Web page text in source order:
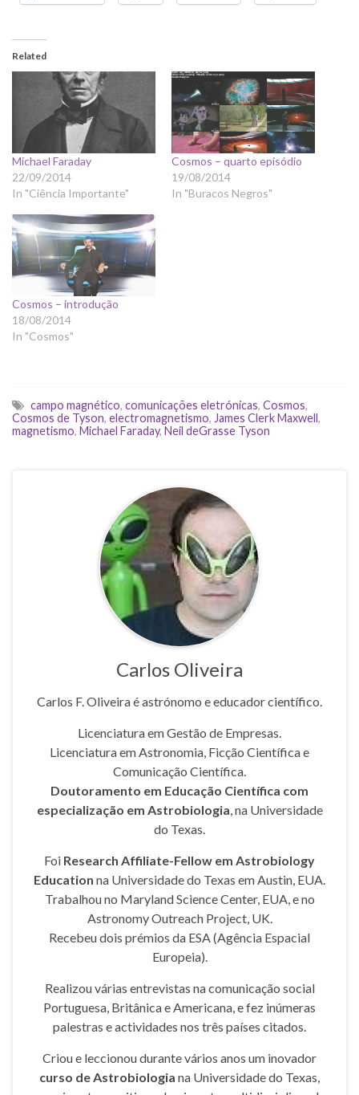
Related
Michael Faraday
22/09/2014
In "Ciência Importante"
Cosmos – quarto episódio
19/08/2014
In "Buracos Negros"
Cosmos – introdução
18/08/2014
In "Cosmos"
campo magnético, comunicações eletrónicas, Cosmos,
Cosmos de Tyson, electromagnetismo, James Clerk Maxwell,
magnetismo, Michael Faraday, Neil deGrasse Tyson
Carlos Oliveira
Carlos F. Oliveira é astrónomo e educador científico.
Licenciatura em Gestão de Empresas.
Licenciatura em Astronomia, Ficção Científica e
Comunicação Científica.
Doutoramento em Educação Científica com
especialização em Astrobiologia, na Universidade
do Texas.
Foi Research Affiliate-Fellow em Astrobiology
Education na Universidade do Texas em Austin, EUA.
Trabalhou no Maryland Science Center, EUA, e no
Astronomy Outreach Project, UK.
Recebeu dois prémios da ESA (Agência Espacial
Europeia).
Realizou várias entrevistas na comunicação social
Portuguesa, Britânica e Americana, e fez inúmeras
palestras e actividades nos três países citados.
Criou e leccionou durante vários anos um inovador
curso de Astrobiologia na Universidade do Texas,